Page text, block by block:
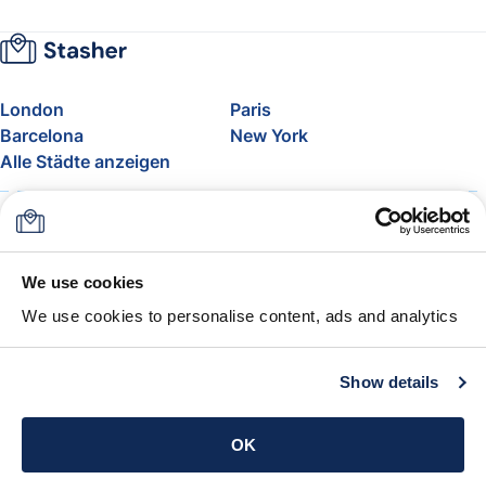
We use cookies
We use cookies to personalise content, ads and analytics
Show details
OK
London
Paris
Barcelona
New York
Alle Städte anzeigen
Über uns
FAQ
Support
Blog
Freigepäck bei Airlines
Die Stasher-Garantie
AGB
App holen